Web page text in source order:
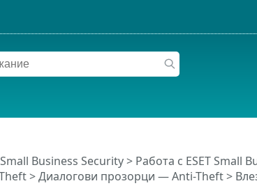
Small Business Security> Работа с ESET Small
> Диалогови прозорци — Anti-Theft >